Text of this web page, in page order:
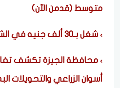
متوسط (قدمن الآن)
شغل بـ30 ألف جنيه في الشهر (أمن ونظافة)
محافظة الجيزة تكشف
أسوان الزراعي والتحويلات